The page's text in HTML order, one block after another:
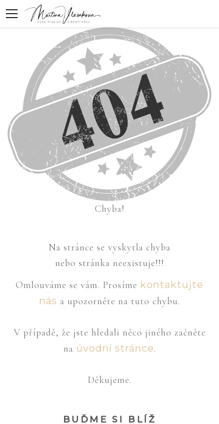
Chyba!
Na stránce se vyskytla chyba
nebo stránka neexistuje!!!
Omlouváme se vám. Prosíme kontaktujte
nás a upozorněte na tuto chybu.
V případě, že jste hledali něco jiného začněte
na úvodní stránce.
Děkujeme.
BUĎME SI BLÍŽ